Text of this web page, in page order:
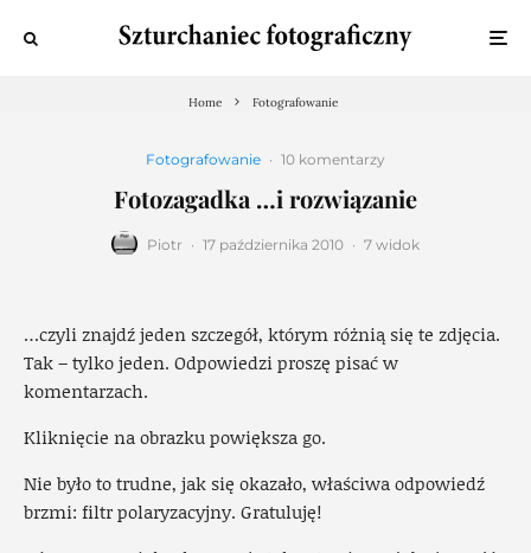
Home Fotografowanie
Fotografowanie · 10 komentarzy
Fotozagadka …i rozwiązanie
Piotr · 17 października 2010 · 7 widok
…czyli znajdź jeden szczegół, którym różnią się te zdjęcia.
Tak – tylko jeden. Odpowiedzi proszę pisać w
komentarzach.
Kliknięcie na obrazku powiększa go.
Nie było to trudne, jak się okazało, właściwa odpowiedź
brzmi: filtr polaryzacyjny. Gratuluję!